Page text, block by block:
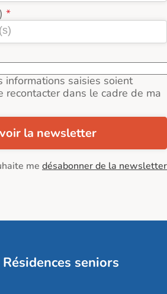
informations saisies soient
recontacter dans le cadre de ma
la newsletter
me désabonner de la newsletter
seniors